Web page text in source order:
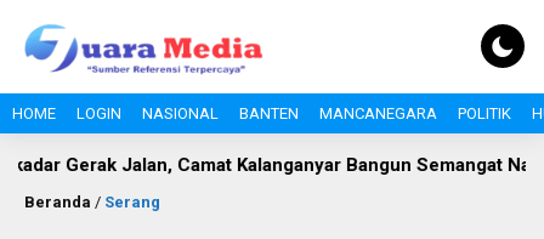
HOME LOGIN NASIONAL BANTEN MANCANEGARA POLITIK
Camat Kalanganyar Bangun Semangat Nasionalisme
Beranda / Serang